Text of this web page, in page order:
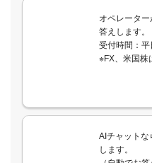
オペレータ
答えします。
受付時間：
※FX、米国株
AIチャットな
します。